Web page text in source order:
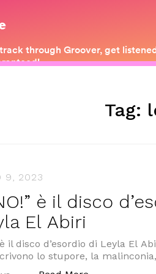
Tag:
9, 2023
è il disco
El Abiri
è il disco d’esordio di Leyla El
lo stupore, la